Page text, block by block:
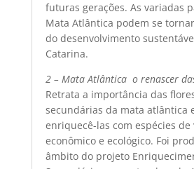
futuras gerações. As variadas
Mata Atlântica podem se
do desenvolvimento
Catarina.
2 – Mata Atlântica  o renascer
Retrata a importância das
secundárias da mata atlântica
enriquecê-las com espécies de
econômico e ecológico. Foi
âmbito do projeto